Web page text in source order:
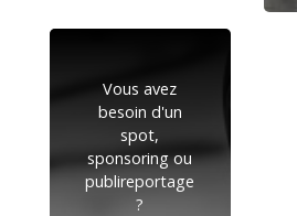
Vous avez
besoin d'un
spot,
sponsoring ou
publireportage
?